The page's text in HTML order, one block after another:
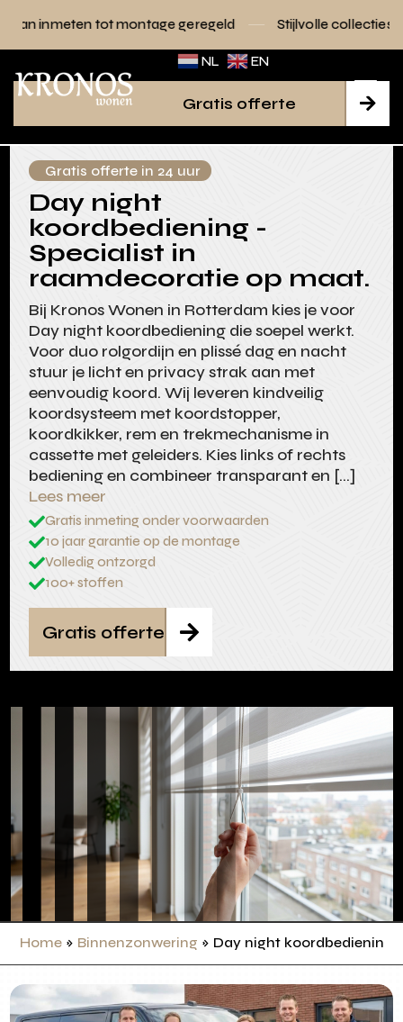
montage geregeld Stijlvolle collecties voor elk interieur
NL EN

Gratis offerte
Gratis offerte in 24 uur
Day night
koordbediening -
Specialist in
raamdecoratie op maat.
Bij Kronos Wonen in Rotterdam kies je voor
Day night koordbediening die soepel werkt.
Voor duo rolgordijn en plissé dag en nacht
stuur je licht en privacy strak aan met
eenvoudig koord. Wij leveren kindveilig
koordsysteem met koordstopper,
koordkikker, rem en trekmechanisme in
cassette met geleiders. Kies links of rechts
bediening en combineer transparant en […]
Lees meer
Gratis inmeting onder voorwaarden
10 jaar garantie op de montage
Volledig ontzorgd
100+ stoffen

Gratis offerte
Home » Binnenzonwering » Day night koordbediening